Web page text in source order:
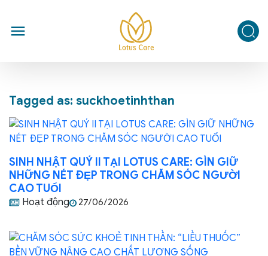
Tagged as: suckhoetinhthan
SINH NHẬT QUÝ II TẠI LOTUS CARE: GÌN GIỮ
NHỮNG NÉT ĐẸP TRONG CHĂM SÓC NGƯỜI
CAO TUỔI
Hoạt động 27/06/2026